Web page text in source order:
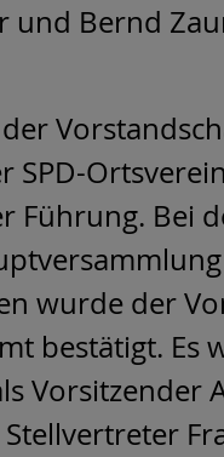
und Bernd
SPD-
Führung. Bei
wurde der
bestätigt. Es
Vorsitzender